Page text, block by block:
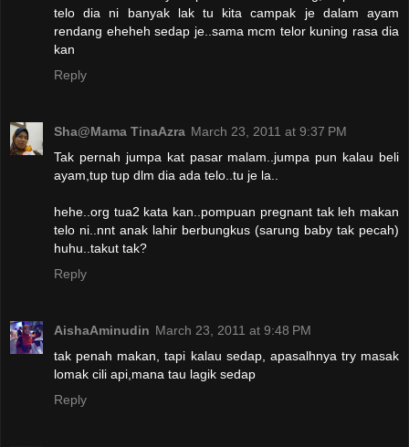
telo dia ni banyak lak tu kita campak je dalam ayam
rendang eheheh sedap je..sama mcm telor kuning rasa dia
kan
Reply
Sha@Mama TinaAzra March 23, 2011 at 9:37 PM
Tak pernah jumpa kat pasar malam..jumpa pun kalau beli
ayam,tup tup dlm dia ada telo..tu je la..
hehe..org tua2 kata kan..pompuan pregnant tak leh makan
telo ni..nnt anak lahir berbungkus (sarung baby tak pecah)
huhu..takut tak?
Reply
AishaAminudin March 23, 2011 at 9:48 PM
tak penah makan, tapi kalau sedap, apasalhnya try masak
lomak cili api,mana tau lagik sedap
Reply